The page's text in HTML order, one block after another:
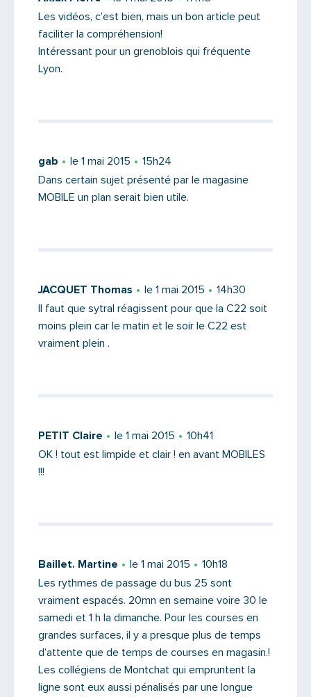
Les vidéos, c’est bien, mais un bon article peut
faciliter la compréhension!
Intéressant pour un grenoblois qui fréquente
Lyon.
gab le 1 mai 2015
15h24
Dans certain sujet présenté par le magasine
MOBILE un plan serait bien utile.
JACQUET Thomas le 1 mai 2015
14h30
Il faut que sytral réagissent pour que la C22 soit
moins plein car le matin et le soir le C22 est
vraiment plein .
PETIT Claire le 1 mai 2015
10h41
OK ! tout est limpide et clair ! en avant MOBILES
!!!
Baillet. Martine le 1 mai 2015
10h18
Les rythmes de passage du bus 25 sont
vraiment espacés. 20mn en semaine voire 30 le
samedi et 1 h la dimanche. Pour les courses en
grandes surfaces, il y a presque plus de temps
d’attente que de temps de courses en magasin.!
Les collégiens de Montchat qui empruntent la
ligne sont eux aussi pénalisés par une longue